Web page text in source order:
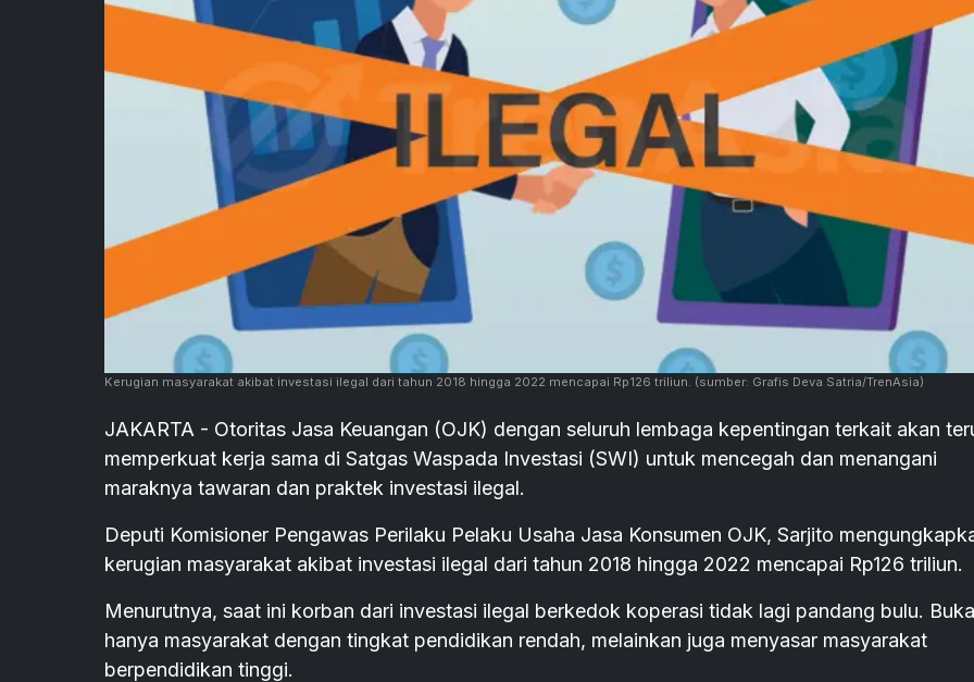
Kerugian masyarakat akibat investasi ilegal dari tahun 2018 hingga 2022 mencapai Rp126 triliun. (sumber: Grafis Deva Satria/TrenAsia)
JAKARTA - Otoritas Jasa Keuangan (OJK) dengan seluruh lembaga kepentingan terkait akan
memperkuat kerja sama di Satgas Waspada Investasi (SWI) untuk mencegah dan menangani
maraknya tawaran dan praktek investasi ilegal.
Deputi Komisioner Pengawas Perilaku Pelaku Usaha Jasa Konsumen OJK, Sarjito
kerugian masyarakat akibat investasi ilegal dari tahun 2018 hingga 2022 mencapai Rp126 triliun.
Menurutnya, saat ini korban dari investasi ilegal berkedok koperasi tidak lagi pandang bulu.
hanya masyarakat dengan tingkat pendidikan rendah, melainkan juga menyasar masyarakat
berpendidikan tinggi.